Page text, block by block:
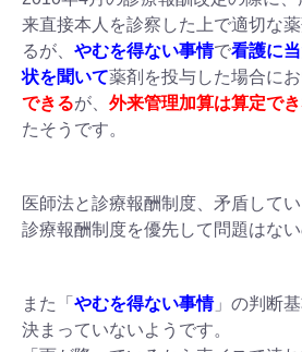
来直接本人を診察した上で適切な
るが、 やむを得ない事情で看護に
状を聞いて薬剤を投与した場合にお
できるが、 外来管理加算は算定で
たそうです。
医師法と診療報酬制度、矛盾して
診療報酬制度を優先して問題はな
また「 やむを得ない事情」の判断
決まっていないようです。